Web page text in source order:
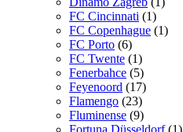
FC Cincinnati (1)
FC Copenhague (1)
FC Porto (6)
FC Twente (1)
Fenerbahce (5)
Feyenoord (17)
Flamengo (23)
Fluminense (9)
Fortuna Düsseldorf (1)